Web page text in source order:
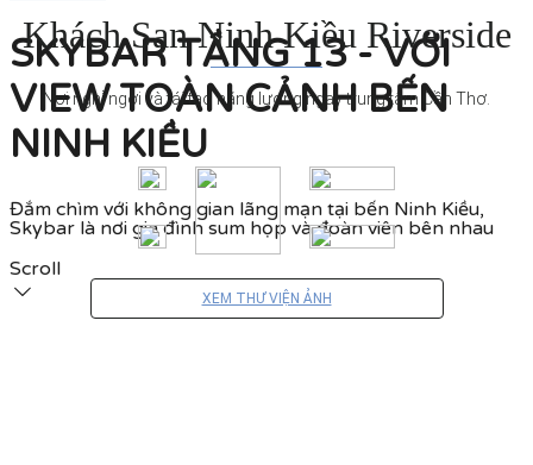
SKYBAR TẦNG 13 - VỚI
VIEW TOÀN CẢNH BẾN
NINH KIỀU
Đắm chìm với không gian lãng mạn tại bến Ninh Kiều,
Skybar là nơi gia đình sum họp và đoàn viên bên nhau
Scroll
Khách Sạn Ninh Kiều Riverside
Nơi nghỉ ngơi và tái tạo năng lượng ngay trung tâm Cần Thơ.
XEM THƯ VIỆN ẢNH